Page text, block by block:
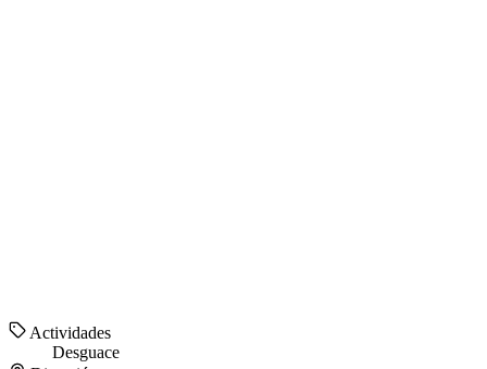
Actividades
Desguace